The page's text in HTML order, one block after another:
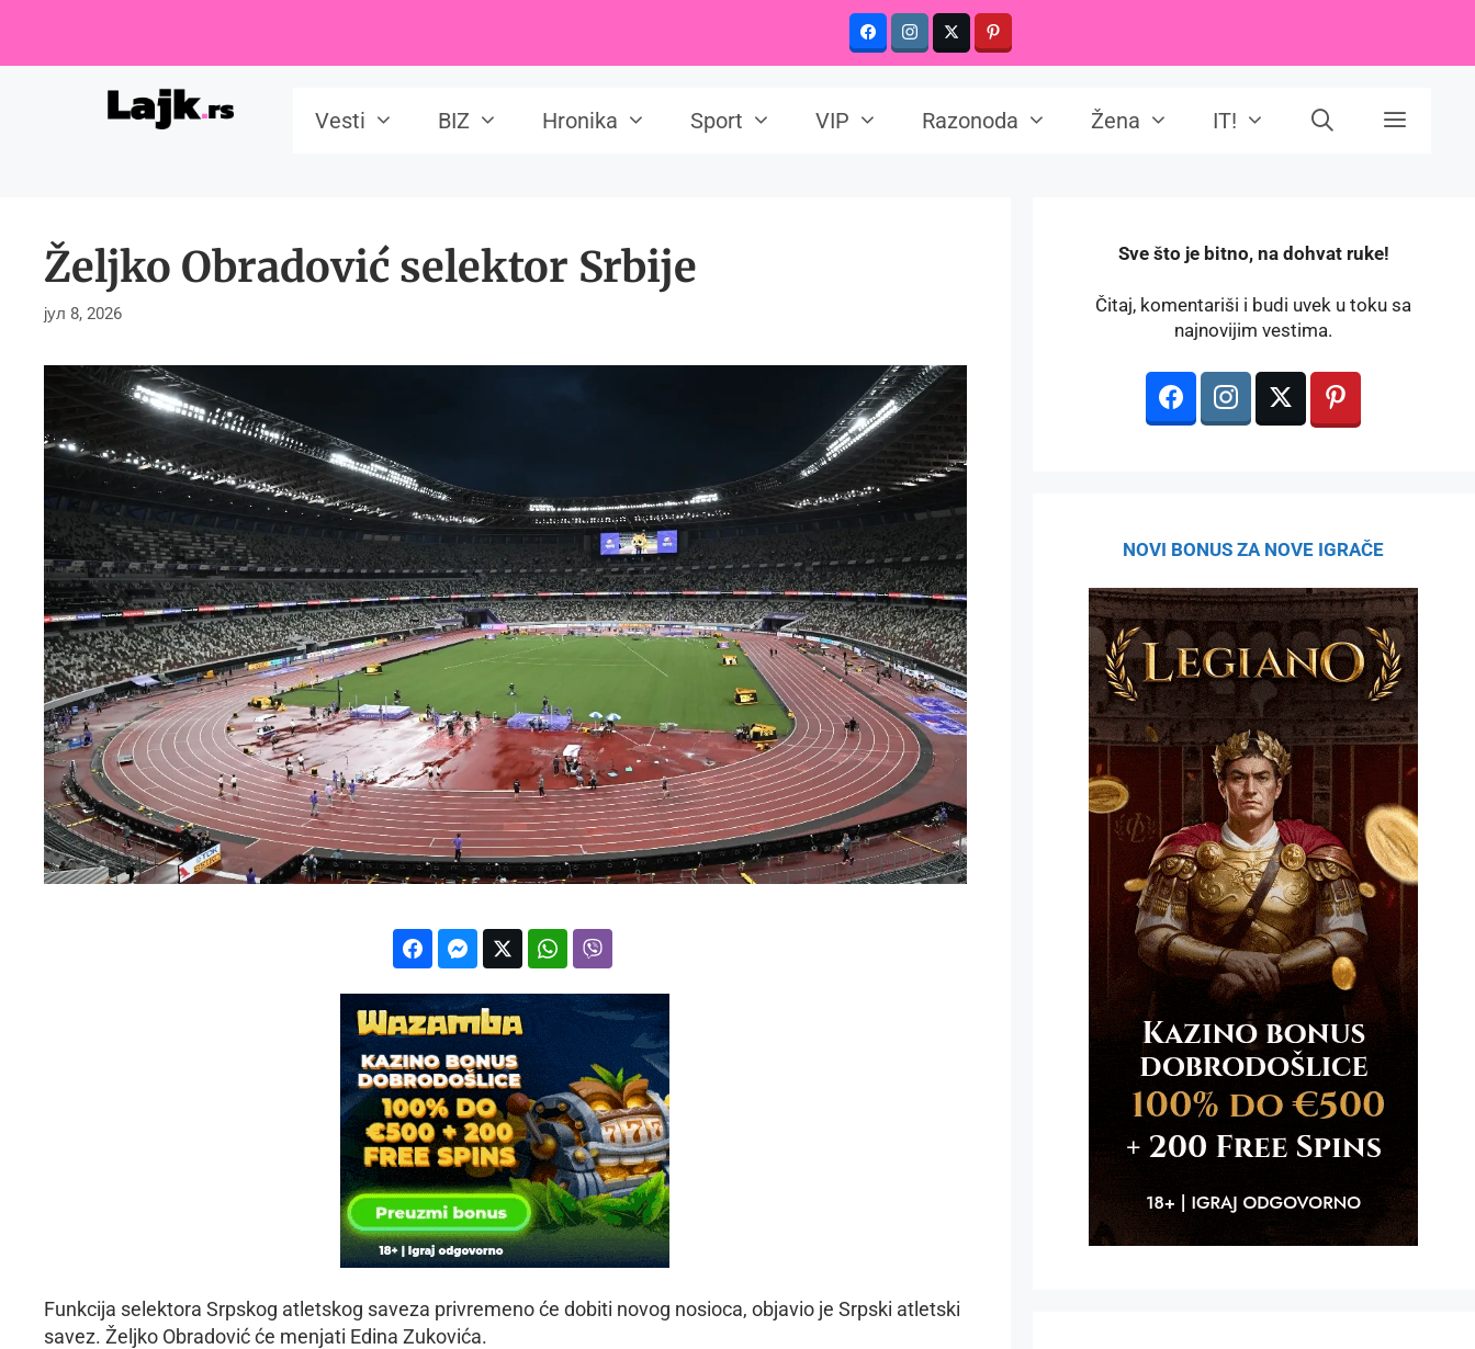
content
Vesti BIZ Hronika Sport VIP Razonoda Žena IT!
Željko Obradović selektor Srbije
јул 8, 2026
Funkcija selektora Srpskog atletskog saveza privremeno će dobiti novog nosioca, objavio je Srpski atletski
savez. Željko Obradović će menjati Edina Zukovića.
️Sve što je bitno, na dohvat ruke!
Čitaj, komentariši i budi uvek u toku sa
najnovijim vestima.
NOVI BONUS ZA NOVE IGRAČE